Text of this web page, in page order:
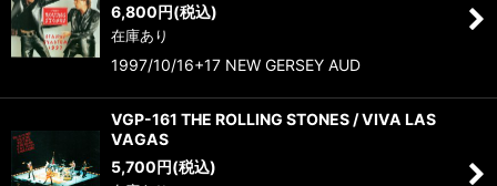
6,800円(税込)
在庫あり
1997/10/16+17 NEW GERSEY AUD
VGP-161 THE ROLLING STONES / VIVA LAS
VAGAS
5,700円(税込)